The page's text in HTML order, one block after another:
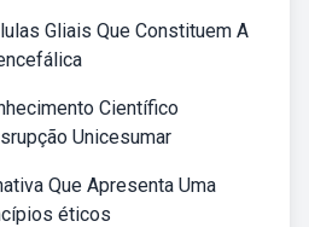
Gliais Que Constituem A
Científico
Unicesumar
Que Apresenta Uma
éticos